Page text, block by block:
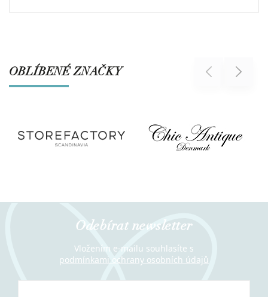
OBLÍBENÉ ZNAČKY Previous Next
Odebírat newsletter
Vložením e-mailu souhlasíte s
podmínkami ochrany osobních údajů